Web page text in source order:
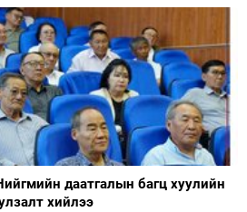
даатгалын багц хуулийн
хийлээ